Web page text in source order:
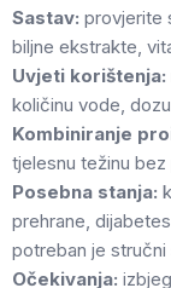
Sastav: provjerite
biljne ekstrakte,
Uvjeti korištenja:
količinu vode,
Kombiniranje
tjelesnu težinu
Posebna stanja:
prehrane,
potreban je stručni
Očekivanja: